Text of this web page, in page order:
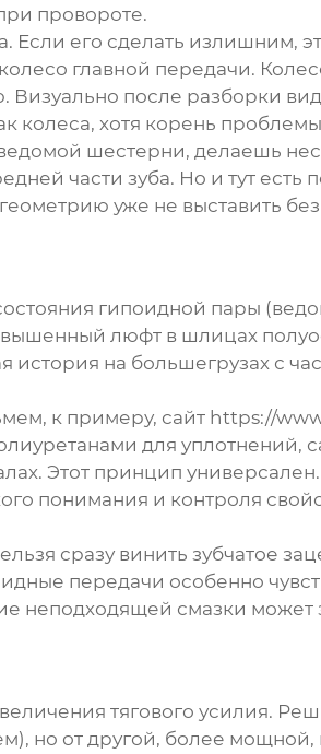
провороте.
его сделать излишним,
главной передачи.
Визуально после разборки
колеса, хотя корень
шестерни, делаешь
части зуба. Но и тут есть
уже не выставить
гипоидной пары
люфт в шлицах
история на большегрузах с
к примеру, сайт https://
для уплотнений,
Этот принцип универсален.
понимания и контроля
сразу винить зубчатое
передачи особенно
неподходящей смазки может
тягового усилия.
но от другой, более